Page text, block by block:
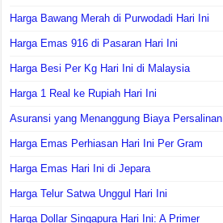
Harga Bawang Merah di Purwodadi Hari Ini
Harga Emas 916 di Pasaran Hari Ini
Harga Besi Per Kg Hari Ini di Malaysia
Harga 1 Real ke Rupiah Hari Ini
Asuransi yang Menanggung Biaya Persalinan
Harga Emas Perhiasan Hari Ini Per Gram
Harga Emas Hari Ini di Jepara
Harga Telur Satwa Unggul Hari Ini
Harga Dollar Singapura Hari Ini: A Primer